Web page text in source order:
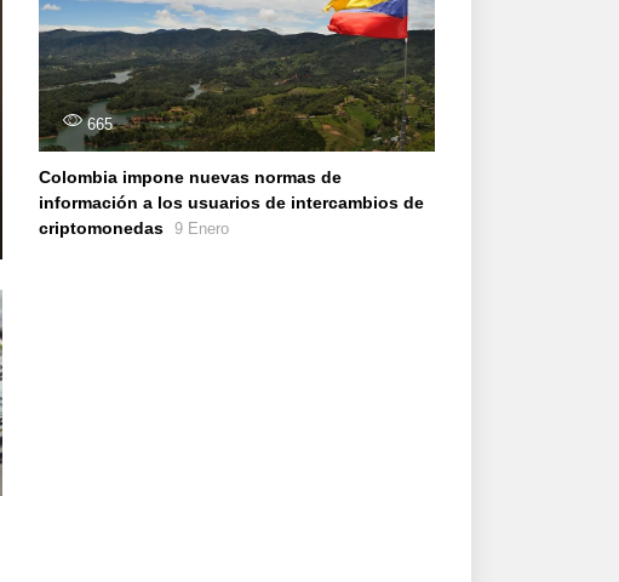
665
Colombia impone nuevas normas de
información a los usuarios de intercambios de
criptomonedas
9 Enero